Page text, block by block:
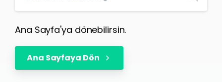
Ana Sayfa'ya dönebilirsin.
Ana Sayfaya Dön